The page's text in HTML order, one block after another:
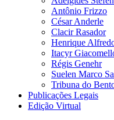
Antônio Frizzo
César Anderle
Clacir Rasador
Henrique
Itacyr
Régis Genehr
Suelen Marco
Tribuna do
Publicações Legais
Edição Virtual